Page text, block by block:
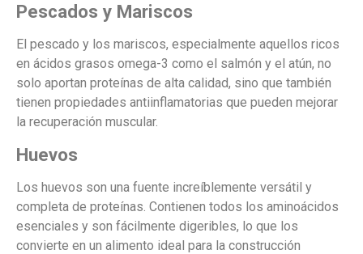
Pescados y Mariscos
El pescado y los mariscos, especialmente aquellos ricos
en ácidos grasos omega-3 como el salmón y el atún, no
solo aportan proteínas de alta calidad, sino que también
tienen propiedades antiinflamatorias que pueden mejorar
la recuperación muscular.
Huevos
Los huevos son una fuente increíblemente versátil y
completa de proteínas. Contienen todos los aminoácidos
esenciales y son fácilmente digeribles, lo que los
convierte en un alimento ideal para la construcción